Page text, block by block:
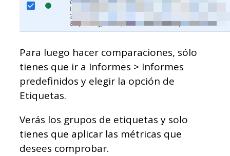
Para luego hacer comparaciones, sólo
tienes que ir a Informes > Informes
predefinidos y elegir la opción de
Etiquetas.
Verás los grupos de etiquetas y solo
tienes que aplicar las métricas que
desees comprobar.